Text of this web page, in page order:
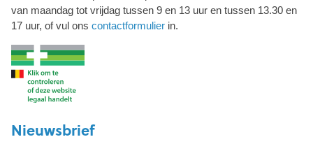
van maandag tot vrijdag tussen 9 en 13 uur en tussen 13.30 en
17 uur, of vul ons contactformulier in.
Nieuwsbrief